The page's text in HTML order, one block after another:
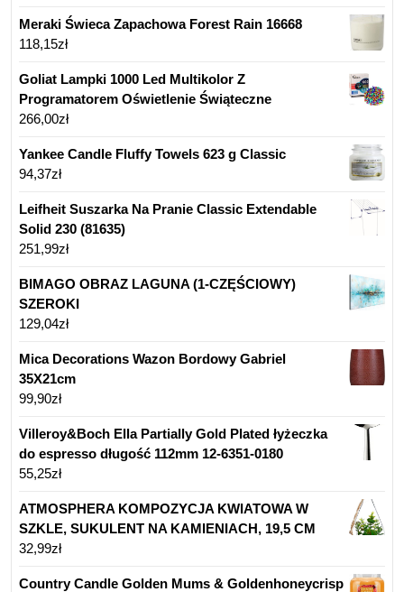
Meraki Świeca Zapachowa Forest Rain 16668
118,15zł
Goliat Lampki 1000 Led Multikolor Z
Programatorem Oświetlenie Świąteczne
266,00zł
Yankee Candle Fluffy Towels 623 g Classic
94,37zł
Leifheit Suszarka Na Pranie Classic Extendable
Solid 230 (81635)
251,99zł
BIMAGO OBRAZ LAGUNA (1-CZĘŚCIOWY)
SZEROKI
129,04zł
Mica Decorations Wazon Bordowy Gabriel
35X21cm
99,90zł
Villeroy&Boch Ella Partially Gold Plated łyżeczka
do espresso długość 112mm 12-6351-0180
55,25zł
ATMOSPHERA KOMPOZYCJA KWIATOWA W
SZKLE, SUKULENT NA KAMIENIACH, 19,5 CM
32,99zł
Country Candle Golden Mums & Goldenhoneycrisp